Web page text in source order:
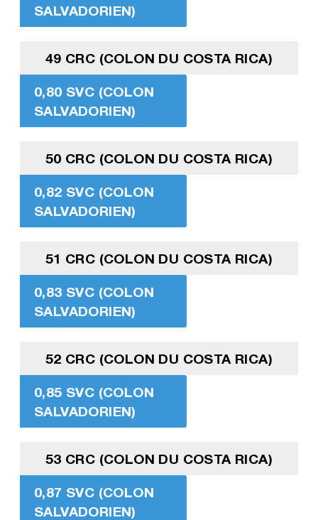
SALVADORIEN)
49 CRC (COLON DU COSTA RICA)
0,80 SVC (COLON
SALVADORIEN)
50 CRC (COLON DU COSTA RICA)
0,82 SVC (COLON
SALVADORIEN)
51 CRC (COLON DU COSTA RICA)
0,83 SVC (COLON
SALVADORIEN)
52 CRC (COLON DU COSTA RICA)
0,85 SVC (COLON
SALVADORIEN)
53 CRC (COLON DU COSTA RICA)
0,87 SVC (COLON
SALVADORIEN)